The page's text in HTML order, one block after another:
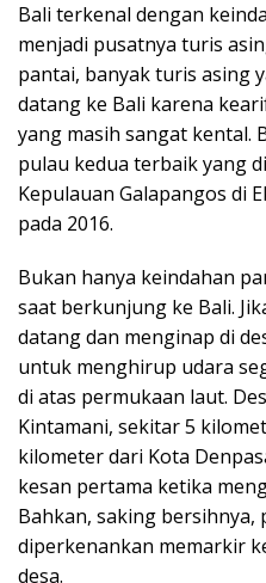
a
p
Bali terkenal dengan
menjadi pusatnya turis
pantai, banyak turis asing
datang ke Bali karena
yang masih sangat kental.
pulau kedua terbaik yang
Kepulauan Galapangos di
pada 2016.
Bukan hanya keindahan
saat berkunjung ke Bali.
datang dan menginap di
untuk menghirup udara
di atas permukaan laut.
Kintamani, sekitar 5
kilometer dari Kota
kesan pertama ketika
Bahkan, saking
diperkenankan memarkir
desa.